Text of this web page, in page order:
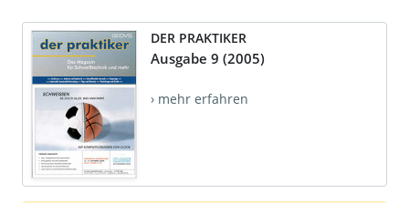
DER PRAKTIKER
Ausgabe 9 (2005)
› mehr erfahren